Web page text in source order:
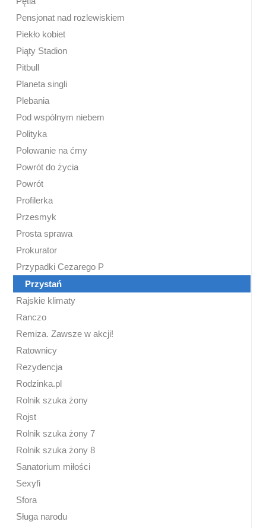
Pensjonat nad rozlewiskiem
Piekło kobiet
Piąty Stadion
Pitbull
Planeta singli
Plebania
Pod wspólnym niebem
Polityka
Polowanie na ćmy
Powrót do życia
Powrót
Profilerka
Przesmyk
Prosta sprawa
Prokurator
Przypadki Cezarego P
Przystań
Rajskie klimaty
Ranczo
Remiza. Zawsze w akcji!
Ratownicy
Rezydencja
Rodzinka.pl
Rolnik szuka żony
Rojst
Rolnik szuka żony 7
Rolnik szuka żony 8
Sanatorium miłości
Sexyfi
Sfora
Sługa narodu